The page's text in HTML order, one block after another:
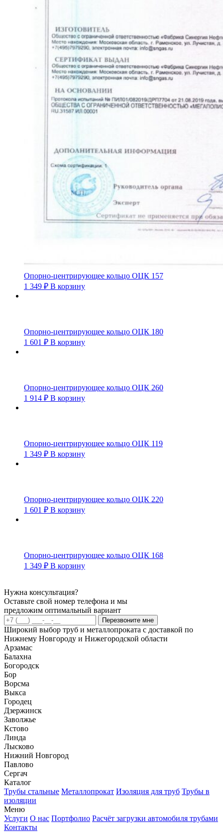
Опорно-центрирующее кольцо ОЦК 157
1 349 ₽ В корзину
Опорно-центрирующее кольцо ОЦК 180
1 601 ₽ В корзину
Опорно-центрирующее кольцо ОЦК 260
1 914 ₽ В корзину
Опорно-центрирующее кольцо ОЦК 119
1 349 ₽ В корзину
Опорно-центрирующее кольцо ОЦК 220
1 601 ₽ В корзину
Опорно-центрирующее кольцо ОЦК 168
1 349 ₽ В корзину
Нужна консультация?
Оставьте свой номер телефона и мы
предложим оптимальный вариант
Перезвоните мне
Широкий выбор труб и металлопроката с доставкой по
Нижнему Новгороду и Нижегородской области
Арзамас
Балахна
Богородск
Бор
Ворсма
Выкса
Городец
Дзержинск
Заволжье
Кстово
Линда
Лысково
Нижний Новгород
Павлово
Сергач
Каталог
Трубы стальные Металлопрокат Изоляция для труб Трубы в
изоляции
Меню
Услуги О нас Портфолио Расчёт загрузки автомобиля трубами
Контакты